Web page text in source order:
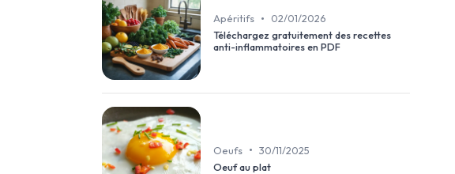
Apéritifs •
02/01/2026
Téléchargez gratuitement des recettes
anti-inflammatoires en PDF
Oeufs • 30/11/2025
Oeuf au plat